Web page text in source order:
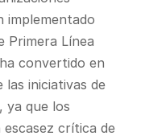
implementado
Primera Línea
convertido en
iniciativas de
ya que los
crítica de